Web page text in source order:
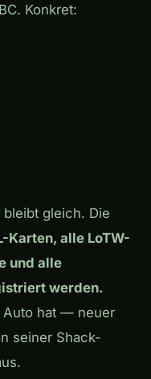
Konkret:
gleich. Die
Karten, alle LoTW-
und alle
werden.
Auto hat — neuer
seiner Shack-